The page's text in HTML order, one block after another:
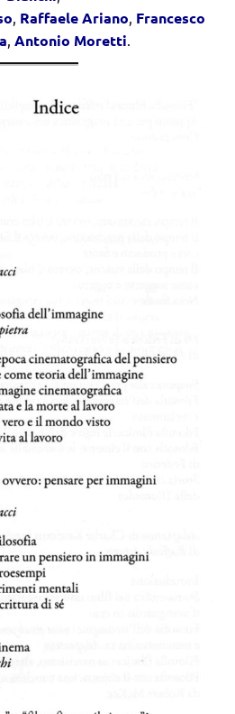
, Raffaele Ariano, Francesco
, Antonio Moretti.